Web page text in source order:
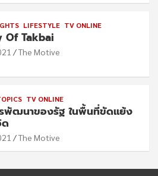
LIFESTYLE TV ONLINE
Of Takbai
The Motive
TV ONLINE
รพัฒนาของรัฐ ในพื้นที่ขัดแย้ง
ด
The Motive